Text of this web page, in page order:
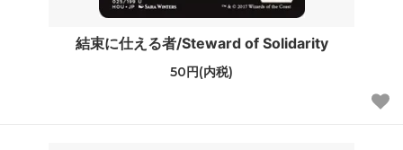
結束に仕える者/Steward of Solidarity
50円(内税)